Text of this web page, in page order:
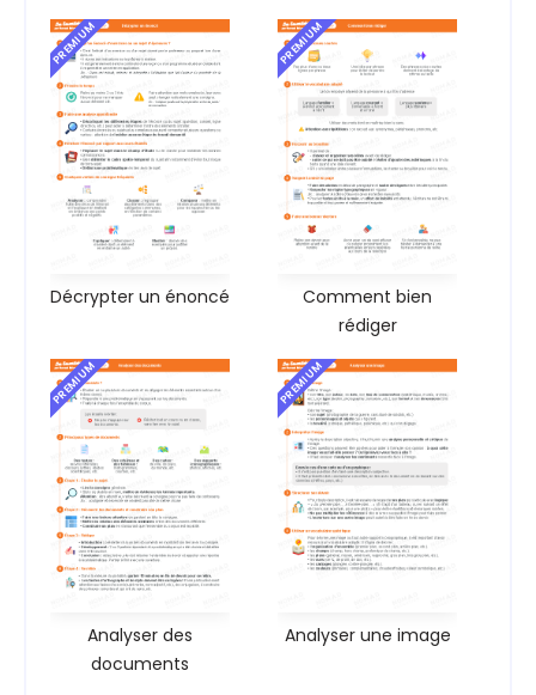
PREMIUM
Décrypter un énoncé
PREMIUM
Comment bien
rédiger
PREMIUM
Analyser des
documents
PREMIUM
Analyser une image